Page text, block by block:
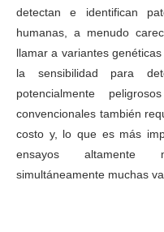
detectan e identifican
humanas, a menudo
llamar a variantes
la sensibilidad para
potencialmente
convencionales también
costo y, lo que es más
ensayos altamente
simultáneamente muchas